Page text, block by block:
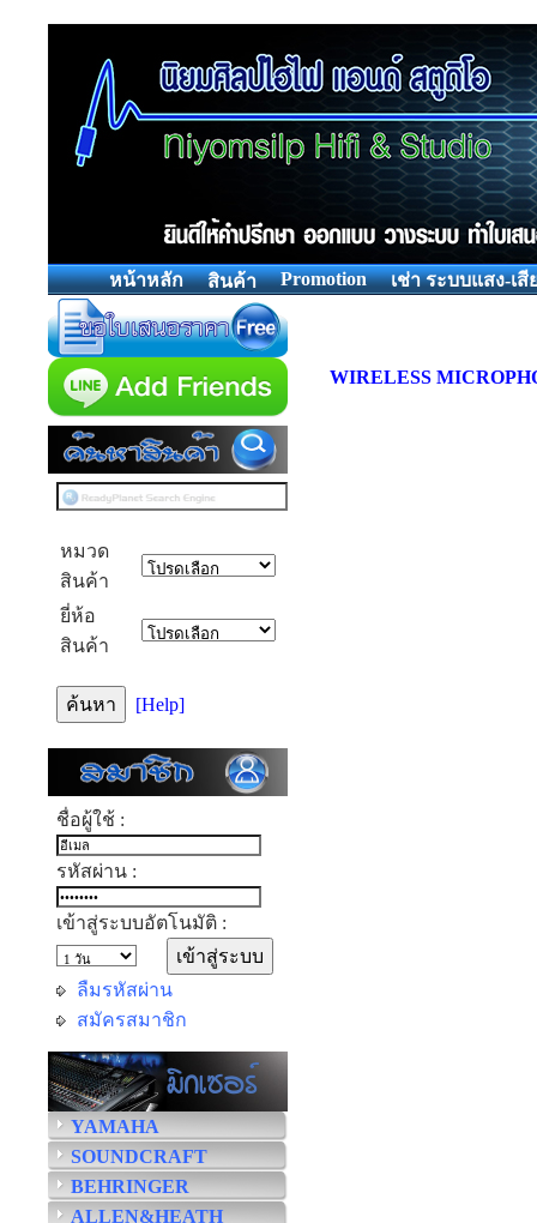
หน้าหลัก สินค้า Promotion เช่า ระบบแสง-เสี
หมวด
สินค้า
ยี่ห้อ
สินค้า
[Help]
ชื่อผู้ใช้ :
รหัสผ่าน :
เข้าสู่ระบบอัตโนมัติ :
ลืมรหัสผ่าน
สมัครสมาชิก
YAMAHA
SOUNDCRAFT
BEHRINGER
ALLEN&HEATH
WIRELESS